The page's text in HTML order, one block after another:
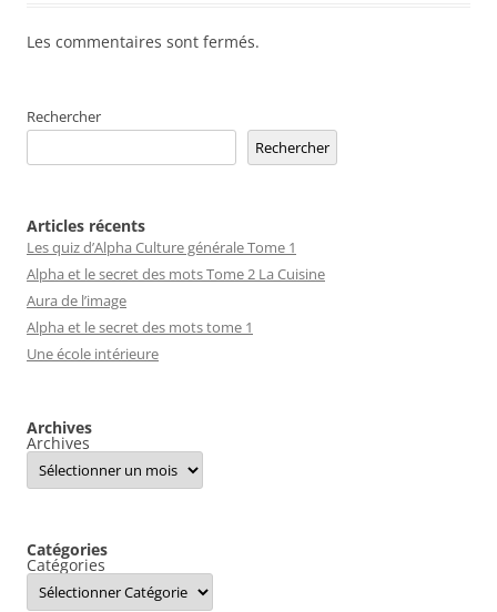
Les commentaires sont fermés.
Rechercher
Rechercher
Articles récents
Les quiz d’Alpha Culture générale Tome 1
Alpha et le secret des mots Tome 2 La Cuisine
Aura de l’image
Alpha et le secret des mots tome 1
Une école intérieure
Archives
Archives
Catégories
Catégories